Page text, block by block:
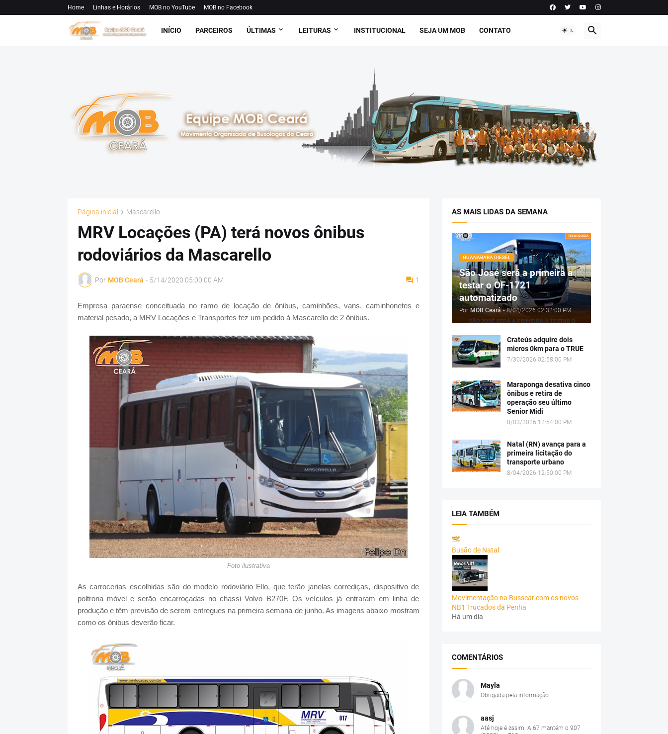
Home Linhas e Horários MOB no YouTube MOB no Facebook
INÍCIO PARCEIROS ÚLTIMAS LEITURAS INSTITUCIONAL SEJA UM MOB CONTATO
Página inicial Mascarello
MRV Locações (PA) terá novos ônibus
rodoviários da Mascarello
Por MOB Ceará - 5/14/2020 05:00:00 AM 1
Empresa paraense conceituada no ramo de locação de ônibus, caminhões, vans, caminhonetes e
material pesado, a MRV Locações e Transportes fez um pedido à Mascarello de 2 ônibus.
Foto ilustrativa
As carrocerias escolhidas são do modelo rodoviário Ello, que terão janelas corrediças, dispositivo de
poltrona móvel e serão encarroçadas no chassi Volvo B270F. Os veículos já entraram em linha de
produção e têm previsão de serem entregues na primeira semana de junho. As imagens abaixo mostram
como os ônibus deverão ficar.
AS MAIS LIDAS DA SEMANA
GUANABARA DIESEL
São José será a primeira a
testar o OF-1721
automatizado
Por MOB Ceará - 8/04/2026 02:32:00 PM
Crateús adquire dois
micros 0km para o TRUE
7/30/2026 02:58:00 PM
Maraponga desativa cinco
ônibus e retira de
operação seu último
Senior Midi
8/03/2026 12:54:00 PM
Natal (RN) avança para a
primeira licitação do
transporte urbano
8/04/2026 12:50:00 PM
LEIA TAMBÉM
Busão de Natal
Movimentação na Busscar com os novos
NB1 Trucados da Penha
Há um dia
COMENTÁRIOS
Mayla
Obrigada pela informação.
aasj
Até hoje é assim. A 67 mantém o 907